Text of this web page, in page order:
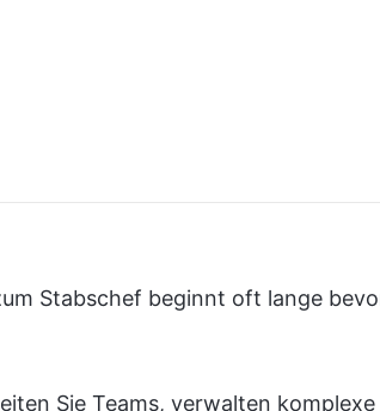
Stabschef beginnt oft lange
Sie Teams, verwalten